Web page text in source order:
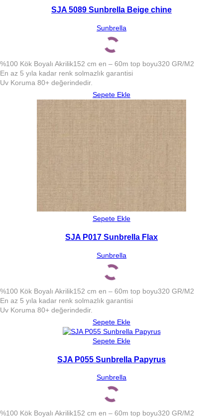
SJA 5089 Sunbrella Beige chine
Sunbrella
%100 Kök Boyalı Akrilik152 cm en – 60m top boyu320 GR/M2
En az 5 yıla kadar renk solmazlık garantisi
Uv Koruma 80+ değerindedir.
Sepete Ekle
Sepete Ekle
SJA P017 Sunbrella Flax
Sunbrella
%100 Kök Boyalı Akrilik152 cm en – 60m top boyu320 GR/M2
En az 5 yıla kadar renk solmazlık garantisi
Uv Koruma 80+ değerindedir.
Sepete Ekle
Sepete Ekle
SJA P055 Sunbrella Papyrus
Sunbrella
%100 Kök Boyalı Akrilik152 cm en – 60m top boyu320 GR/M2